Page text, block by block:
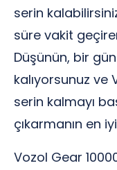
serin
süre vakit
Düşünün, bir
kalıyorsunuz ve
serin kalmayı
çıkarmanın en
Vozol Gear